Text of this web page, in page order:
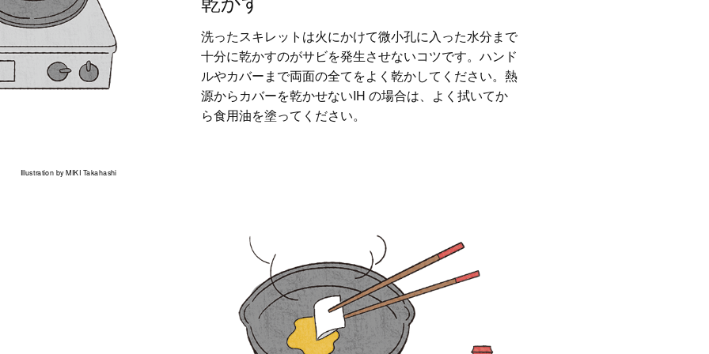
洗ったスキレットは火にかけて微小孔に入った水分まで
十分に乾かすのがサビを発生させないコツです。ハンド
ルやカバーまで両面の全てをよく乾かしてください。熱
源からカバーを乾かせないIH の場合は、よく拭いてか
ら食用油を塗ってください。
Illustration by MIKI Takahashi